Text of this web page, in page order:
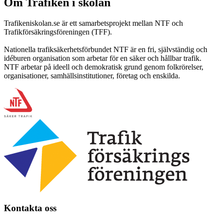
Trafikeniskolan.se är ett samarbetsprojekt mellan NTF och
Trafikförsäkringsföreningen (TFF).
Nationella trafiksäkerhetsförbundet NTF är en fri, självständig och
idéburen organisation som arbetar för en säker och hållbar trafik.
NTF arbetar på ideell och demokratisk grund genom folkrörelser,
organisationer, samhällsinstitutioner, företag och enskilda.
Kontakta oss